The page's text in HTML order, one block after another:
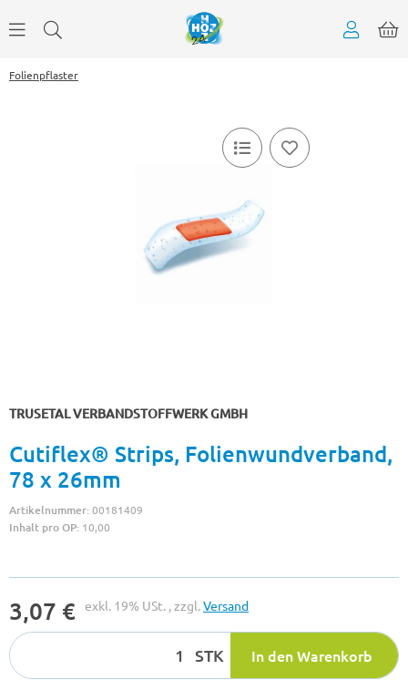
Folienpflaster
TRUSETAL VERBANDSTOFFWERK GMBH
Cutiflex® Strips, Folienwundverband,
78 x 26mm
Artikelnummer:00181409
Inhalt pro OP: 10,00
3,07 € exkl. 19% USt. , zzgl.Versand
STK In den Warenkorb